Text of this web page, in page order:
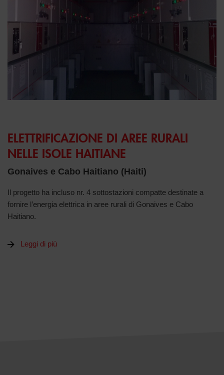
ELETTRIFICAZIONE DI AREE RURALI
NELLE ISOLE HAITIANE
Gonaives e Cabo Haitiano (Haiti)
Il progetto ha incluso nr. 4 sottostazioni compatte destinate a
fornire l’energia elettrica in aree rurali di Gonaives e Cabo
Haitiano.
Leggi di più